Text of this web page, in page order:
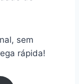
sem
rápida!